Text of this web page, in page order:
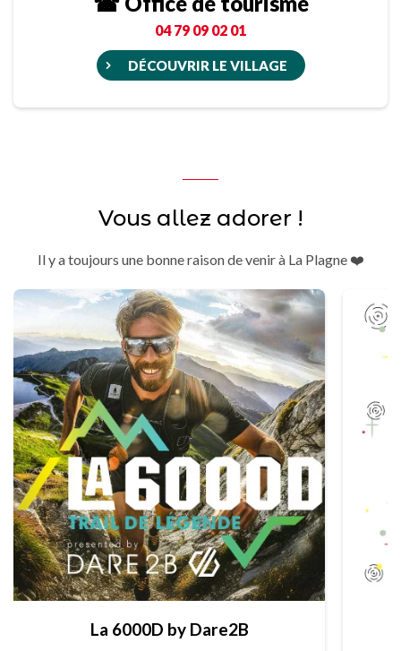
04 79 09 02 01
DÉCOUVRIR LE VILLAGE
Vous allez adorer !
Il y a toujours une bonne raison de venir à La Plagne ❤️
La 6000D by Dare2B